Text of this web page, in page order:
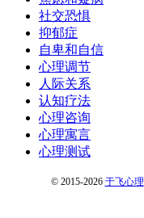
社交恐惧
抑郁症
自卑和自信
心理调节
人际关系
认知疗法
心理咨询
心理寓言
心理测试
© 2015-2026 于飞心理